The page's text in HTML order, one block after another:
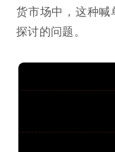
货市场中，这种
探讨的问题。